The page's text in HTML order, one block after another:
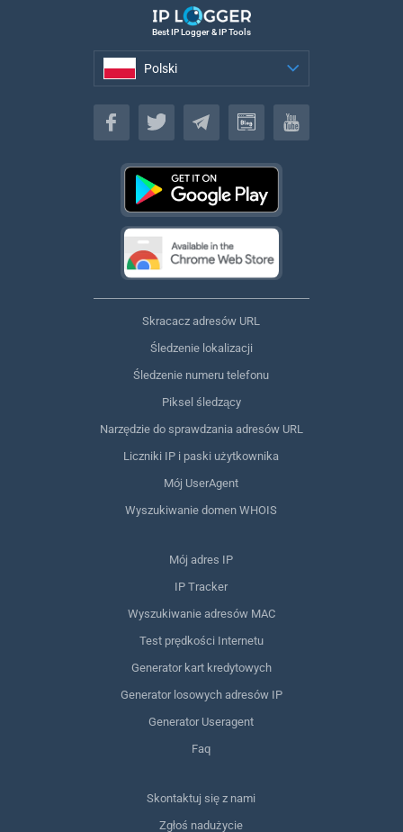
Best IP Logger & IP Tools
Polski
Polski
Skracacz adresów URL
Śledzenie lokalizacji
Śledzenie numeru telefonu
Piksel śledzący
Narzędzie do sprawdzania adresów URL
Liczniki IP i paski użytkownika
Mój UserAgent
Wyszukiwanie domen WHOIS
Mój adres IP
IP Tracker
Wyszukiwanie adresów MAC
Test prędkości Internetu
Generator kart kredytowych
Generator losowych adresów IP
Generator Useragent
Faq
Skontaktuj się z nami
Zgłoś nadużycie